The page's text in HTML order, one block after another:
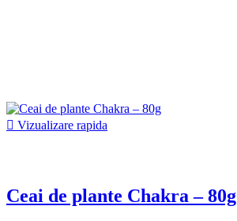
 Vizualizare rapida
Ceai de plante Chakra – 80g